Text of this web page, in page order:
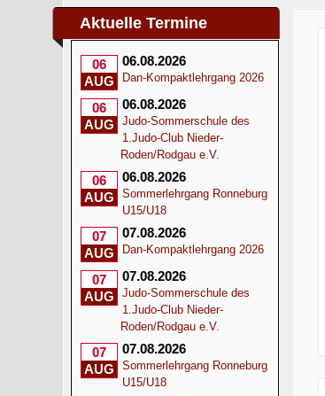
Aktuelle Termine
06
AUG
06.08.2026
Dan-Kompaktlehrgang 2026
06
AUG
06.08.2026
Judo-Sommerschule des
1.Judo-Club Nieder-
Roden/Rodgau e.V.
06
AUG
06.08.2026
Sommerlehrgang Ronneburg
U15/U18
07
AUG
07.08.2026
Dan-Kompaktlehrgang 2026
07
AUG
07.08.2026
Judo-Sommerschule des
1.Judo-Club Nieder-
Roden/Rodgau e.V.
07
AUG
07.08.2026
Sommerlehrgang Ronneburg
U15/U18